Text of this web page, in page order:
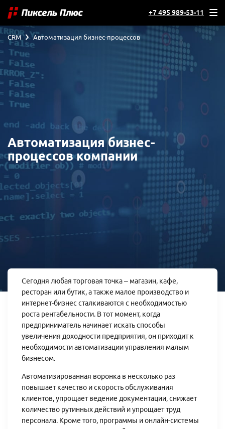
+7 495 989-53-11
Автоматизация бизнес-
процессов компании
CRM Автоматизация бизнес-процессов
Сегодня любая торговая точка – магазин, кафе,
ресторан или бутик, а также малое производство и
интернет-бизнес сталкиваются с необходимостью
роста рентабельности. В тот момент, когда
предприниматель начинает искать способы
увеличения доходности предприятия, он приходит к
необходимости автоматизации управления малым
бизнесом.
Автоматизированная воронка в несколько раз
повышает качество и скорость обслуживания
клиентов, упрощает ведение документации, снижает
количество рутинных действий и упрощает труд
персонала. Кроме того, программы и онлайн-системы